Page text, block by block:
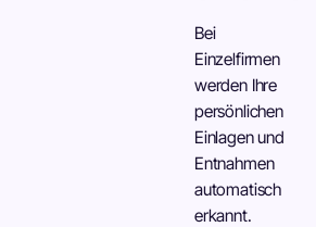
Bei
Einzelfirmen
werden Ihre
persönlichen
Einlagen und
Entnahmen
automatisch
erkannt.